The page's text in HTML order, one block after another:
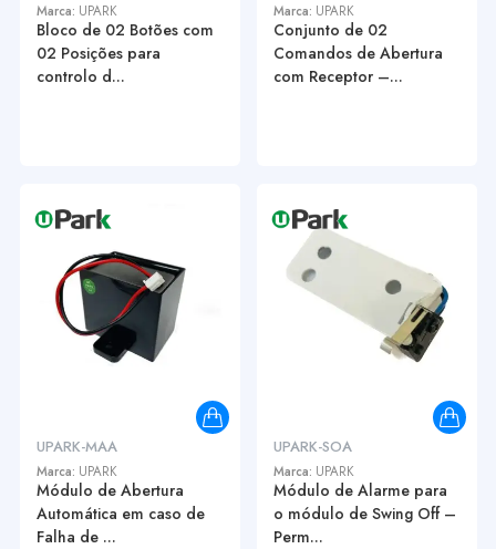
Marca: UPARK
Bloco de 02 Botões com
02 Posições para
controlo d...
Marca: UPARK
Conjunto de 02
Comandos de Abertura
com Receptor –...
UPARK-MAA
Marca: UPARK
Módulo de Abertura
Automática em caso de
Falha de ...
UPARK-SOA
Marca: UPARK
Módulo de Alarme para
o módulo de Swing Off –
Perm...